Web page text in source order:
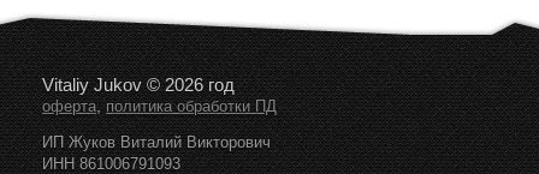
Vitaliy Jukov © 2026 год
оферта,политика обработки ПД
ИП Жуков Виталий Викторович
ИНН 861006791093